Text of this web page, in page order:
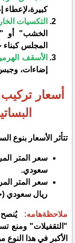
كبيرة،لإعطاء
التكسيات
الخشب" أو
المجلس
الأسقف
إضاءات،
أسعار
البساتين
​تتأثر الأسعار بنوع
سعودي.
ريال سعودي
​ملاحظةهامه:
"التقفيلات" ومنع
الأكبر في هذا النوع